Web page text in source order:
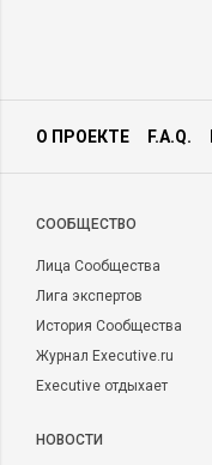
О ПРОЕКТЕ F.A.Q.
CООБЩЕСТВО
Лица Сообщества
Лига экспертов
История Сообщества
Журнал Executive.ru
Executive отдыхает
НОВОСТИ